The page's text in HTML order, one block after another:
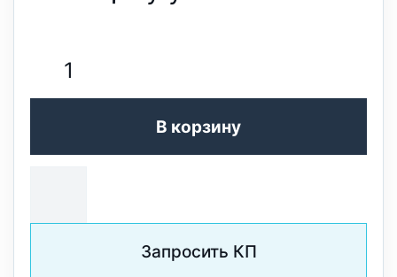
В корзину
Запросить КП